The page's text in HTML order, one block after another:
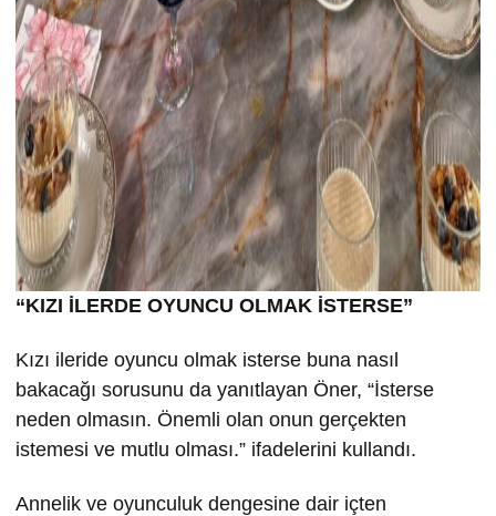
“KIZI İLERDE OYUNCU OLMAK İSTERSE”
Kızı ileride oyuncu olmak isterse buna nasıl
bakacağı sorusunu da yanıtlayan Öner, “İsterse
neden olmasın. Önemli olan onun gerçekten
istemesi ve mutlu olması.” ifadelerini kullandı.
Annelik ve oyunculuk dengesine dair içten